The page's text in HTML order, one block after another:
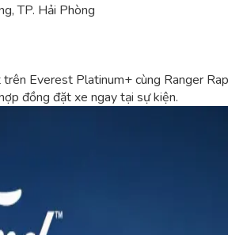
TP. Hải Phòng
Everest Platinum+ cùng Ranger
đồng đặt xe ngay tại sự kiện.